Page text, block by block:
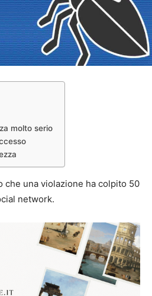
molto serio
che una violazione ha colpito 50
network.